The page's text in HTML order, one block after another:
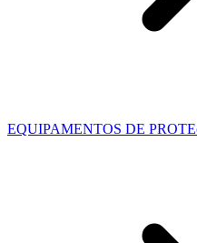
EQUIPAMENTOS DE